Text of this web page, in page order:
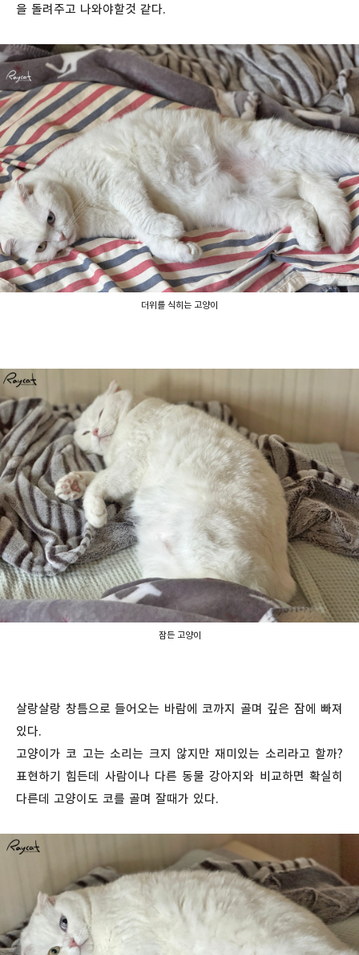
을 돌려주고 나와야할것 같다.
더위를 식히는 고양이
잠든 고양이
살랑살랑 창틈으로 들어오는 바람에 코까지 골며 깊은 잠에 빠져
있다.
고양이가 코 고는 소리는 크지 않지만 재미있는 소리라고 할까?
표현하기 힘든데 사람이나 다른 동물 강아지와 비교하면 확실히
다른데 고양이도 코를 골며 잘때가 있다.